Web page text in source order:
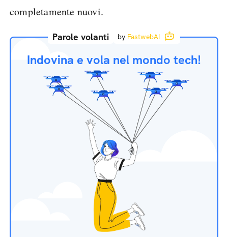
completamente nuovi.
Parole volanti by FastwebAI
Indovina e vola nel mondo tech!